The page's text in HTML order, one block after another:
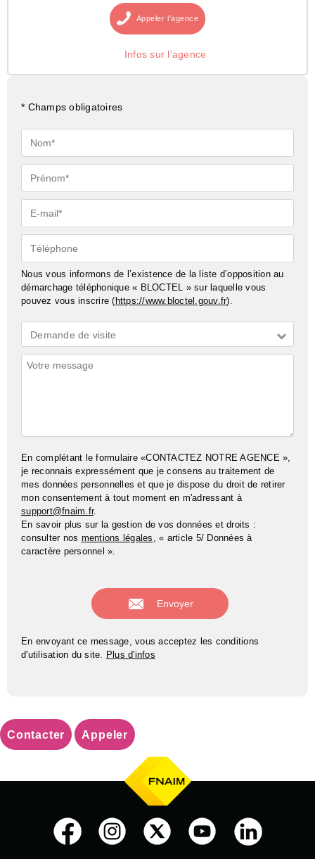
Appeler l’agence
Infos sur l’agence
* Champs obligatoires
Nom*
Prénom*
E-
mail*
Téléphone
Nous vous informons de l’existence de la liste d’opposition au
démarchage téléphonique « BLOCTEL » sur laquelle vous
pouvez vous inscrire (https://www.bloctel.gouv.fr).
Demande
*
Demande de visite
Commentaires
En complétant le formulaire «CONTACTEZ NOTRE AGENCE »,
je reconnais expressément que je consens au traitement de
mes données personnelles et que je dispose du droit de retirer
mon consentement à tout moment en m'adressant à
support@fnaim.fr.
En savoir plus sur la gestion de vos données et droits :
consulter nos mentions légales , « article 5/ Données à
caractère personnel ».
En envoyant ce message, vous acceptez les conditions
d'utilisation du site. Plus d'infos
Contacter Appeler